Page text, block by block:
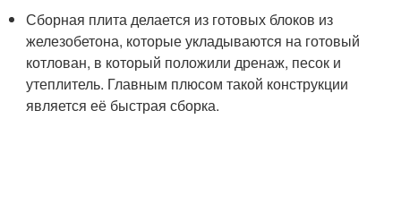
Сборная плита делается из готовых блоков из
железобетона, которые укладываются на готовый
котлован, в который положили дренаж, песок и
утеплитель. Главным плюсом такой конструкции
является её быстрая сборка.